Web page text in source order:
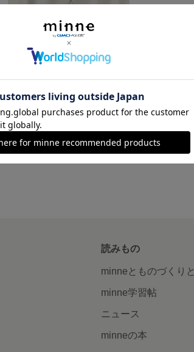
【こぎん柄紺×水色】ベビー羽織袴、ベビー着物 オールインワンかんたん脱着 おうちスタジオにも✩.*˚男の子
展示中
読みもの
minneとものづくりと
minne学習帖
ニュース
minneの本